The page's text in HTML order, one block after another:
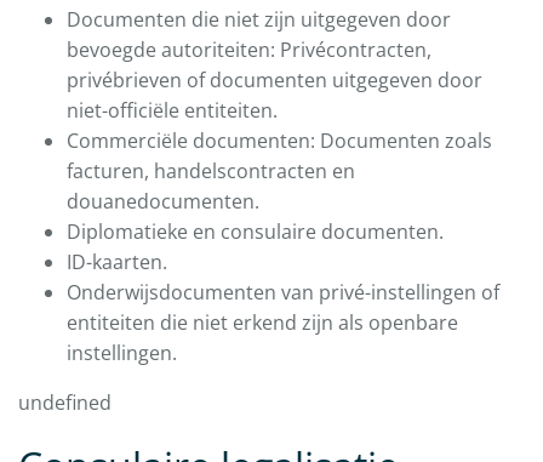
Documenten die niet zijn uitgegeven door
bevoegde autoriteiten: Privécontracten,
privébrieven of documenten uitgegeven door
niet-officiële entiteiten.
Commerciële documenten: Documenten zoals
facturen, handelscontracten en
douanedocumenten.
Diplomatieke en consulaire documenten.
ID-kaarten.
Onderwijsdocumenten van privé-instellingen of
entiteiten die niet erkend zijn als openbare
instellingen.
undefined